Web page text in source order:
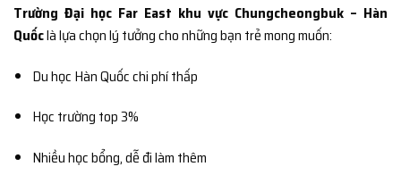
Trường Đại học Far East khu vực Chungcheongbuk – Hàn
Quốclà lựa chọn lý tưởng cho những bạn trẻ mong muốn:
Du học Hàn Quốc chi phí thấp
Học trường top 3%
Nhiều học bổng, dễ đi làm thêm